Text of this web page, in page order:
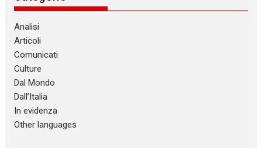
Analisi
Articoli
Comunicati
Culture
Dal Mondo
Dall’Italia
In evidenza
Other languages